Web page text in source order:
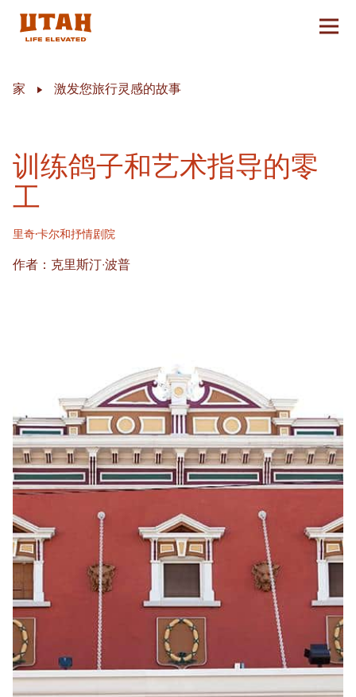
切换
家 激发您旅行灵感的故事
训练鸽子和艺术指导的零
工
里奇·卡尔和抒情剧院
作者：克里斯汀·波普